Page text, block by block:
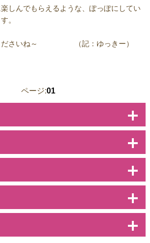
しんでもらえるような、ぽっぽにしてい
。
くださいね～ （記：ゆっきー）
ページ:01